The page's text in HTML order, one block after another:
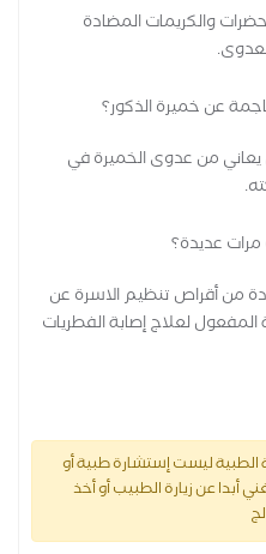
والكريمات المضادة
عن خميرة الذكور؟
يعاني من عدوى الخميرة في
مرات عديدة؟
من أقراص تنظيم الاسرة عن
لعلاج إصابة الفطريات
الطبية ليست إستشارة طبية أو
عن زيارة الطبيب أو أخذ